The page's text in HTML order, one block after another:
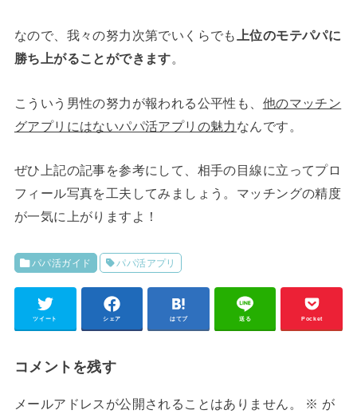
なので、我々の努力次第でいくらでも
上位のモテパパに
勝ち上がることができます。
こういう男性の努力が報われる公平性も、 他のマッチン
グアプリにはないパパ活アプリの魅力 なんです。
ぜひ上記の記事を参考にして、相手の目線に立ってプロ
フィール写真を工夫してみましょう。マッチングの精度
が一気に上がりますよ！
パパ活ガイド パパ活アプリ
ツイート シェア はてブ 送る Pocket
コメントを残す
メールアドレスが公開されることはありません。 ※ が